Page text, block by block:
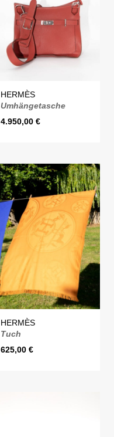
HERMÈS
Umhängetasche
4.950,00€
HERMÈS
Tuch
625,00€